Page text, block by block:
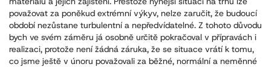
považovat za poněkud extrémní výkyv, nelze zaručit, že budoucí
období nezůstane turbulentní a nepředvídatelné. Z tohoto důvodu
bych ve svém záměru já osobně určitě pokračoval v přípravách i
realizaci, protože není žádná záruka, že se situace vrátí k tomu,
co jsme ještě v únoru považovali za běžné, normální a neměnné